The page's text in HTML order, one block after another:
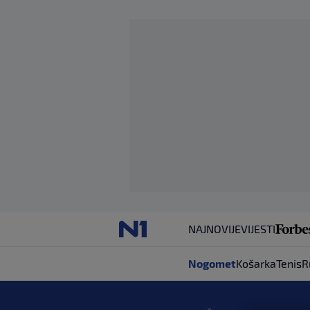
NAJNOVIJEVIJESTI
NogometKošarkaTenis